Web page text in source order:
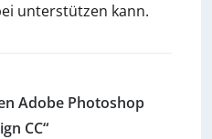
unterstützen kann.
Adobe Photoshop
CC“